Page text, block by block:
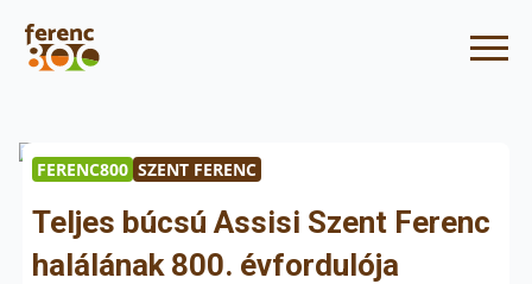
FERENC800 SZENT FERENC
Teljes búcsú Assisi Szent Ferenc
halálának 800. évfordulója